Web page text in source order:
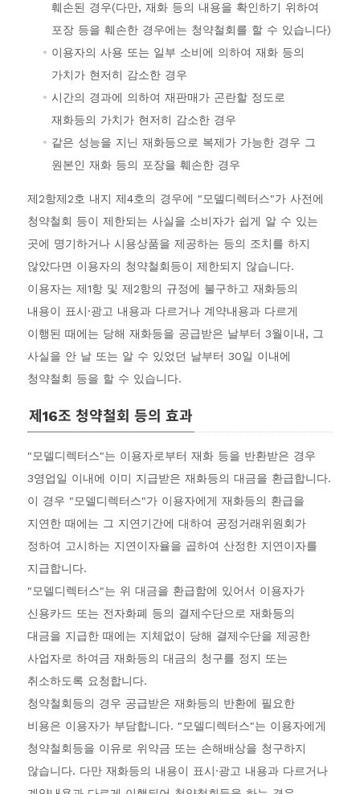
훼손된 경우(다만, 재화 등의 내용을 확인하기 위하여
포장 등을 훼손한 경우에는 청약철회를 할 수 있습니다)
이용자의 사용 또는 일부 소비에 의하여 재화 등의
가치가 현저히 감소한 경우
시간의 경과에 의하여 재판매가 곤란할 정도로
재화등의 가치가 현저히 감소한 경우
같은 성능을 지닌 재화등으로 복제가 가능한 경우 그
원본인 재화 등의 포장을 훼손한 경우
제2항제2호 내지 제4호의 경우에 "모델디렉터스"가 사전에
청약철회 등이 제한되는 사실을 소비자가 쉽게 알 수 있는
곳에 명기하거나 시용상품을 제공하는 등의 조치를 하지
않았다면 이용자의 청약철회등이 제한되지 않습니다.
이용자는 제1항 및 제2항의 규정에 불구하고 재화등의
내용이 표시·광고 내용과 다르거나 계약내용과 다르게
이행된 때에는 당해 재화등을 공급받은 날부터 3월이내, 그
사실을 안 날 또는 알 수 있었던 날부터 30일 이내에
청약철회 등을 할 수 있습니다.
제16조 청약철회 등의 효과
"모델디렉터스"는 이용자로부터 재화 등을 반환받은 경우
3영업일 이내에 이미 지급받은 재화등의 대금을 환급합니다.
이 경우 "모델디렉터스"가 이용자에게 재화등의 환급을
지연한 때에는 그 지연기간에 대하여 공정거래위원회가
정하여 고시하는 지연이자율을 곱하여 산정한 지연이자를
지급합니다.
"모델디렉터스"는 위 대금을 환급함에 있어서 이용자가
신용카드 또는 전자화폐 등의 결제수단으로 재화등의
대금을 지급한 때에는 지체없이 당해 결제수단을 제공한
사업자로 하여금 재화등의 대금의 청구를 정지 또는
취소하도록 요청합니다.
청약철회등의 경우 공급받은 재화등의 반환에 필요한
비용은 이용자가 부담합니다. "모델디렉터스"는 이용자에게
청약철회등을 이유로 위약금 또는 손해배상을 청구하지
않습니다. 다만 재화등의 내용이 표시·광고 내용과 다르거나